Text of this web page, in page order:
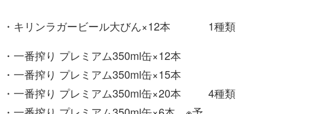
・キリンラガービール大びん×12本 1種類
・一番搾り プレミアム350ml缶×12本
・一番搾り プレミアム350ml缶×15本
・一番搾り プレミアム350ml缶×20本
4種類